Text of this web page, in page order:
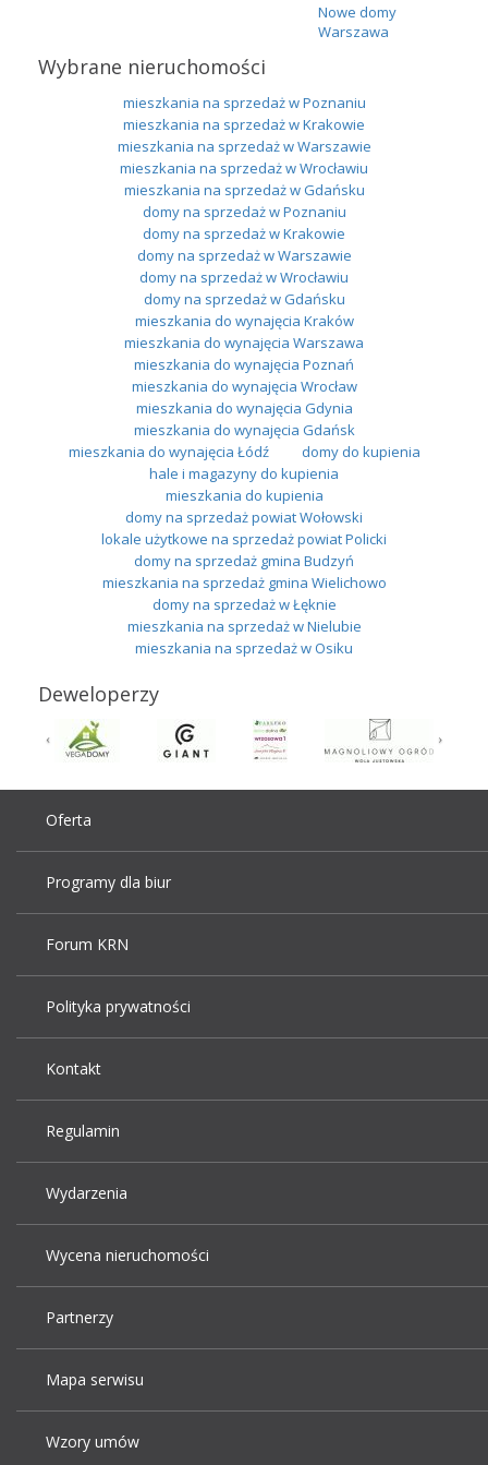
Nowe domy
Warszawa
Wybrane nieruchomości
mieszkania na sprzedaż w Poznaniu
mieszkania na sprzedaż w Krakowie
mieszkania na sprzedaż w Warszawie
mieszkania na sprzedaż w Wrocławiu
mieszkania na sprzedaż w Gdańsku
domy na sprzedaż w Poznaniu
domy na sprzedaż w Krakowie
domy na sprzedaż w Warszawie
domy na sprzedaż w Wrocławiu
domy na sprzedaż w Gdańsku
mieszkania do wynajęcia Kraków
mieszkania do wynajęcia Warszawa
mieszkania do wynajęcia Poznań
mieszkania do wynajęcia Wrocław
mieszkania do wynajęcia Gdynia
mieszkania do wynajęcia Gdańsk
mieszkania do wynajęcia Łódź
domy do kupienia
hale i magazyny do kupienia
mieszkania do kupienia
domy na sprzedaż powiat Wołowski
lokale użytkowe na sprzedaż powiat Policki
domy na sprzedaż gmina Budzyń
mieszkania na sprzedaż gmina Wielichowo
domy na sprzedaż w Łęknie
mieszkania na sprzedaż w Nielubie
mieszkania na sprzedaż w Osiku
Deweloperzy
Oferta
Programy dla biur
Forum KRN
Polityka prywatności
Kontakt
Regulamin
Wydarzenia
Wycena nieruchomości
Partnerzy
Mapa serwisu
Wzory umów